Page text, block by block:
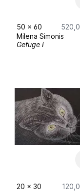
50 x 60
Milena Simonis
Gefüge I
20 x 30